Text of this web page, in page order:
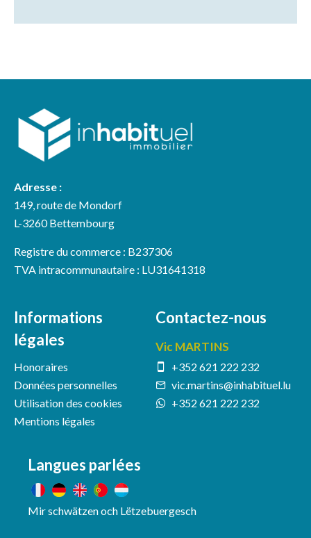
Adresse :
149, route de Mondorf
L-3260 Bettembourg
Registre du commerce : B237306
TVA intracommunautaire : LU31641318
Informations
légales
Honoraires
Données personnelles
Utilisation des cookies
Mentions légales
Contactez-nous
Vic MARTINS
+352 621 222 232
vic.martins@inhabituel.lu
+352 621 222 232
Langues parlées
Mir schwätzen och Lëtzebuergesch